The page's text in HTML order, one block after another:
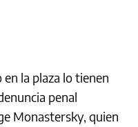
en la plaza lo tienen
penal
Monastersky, quien